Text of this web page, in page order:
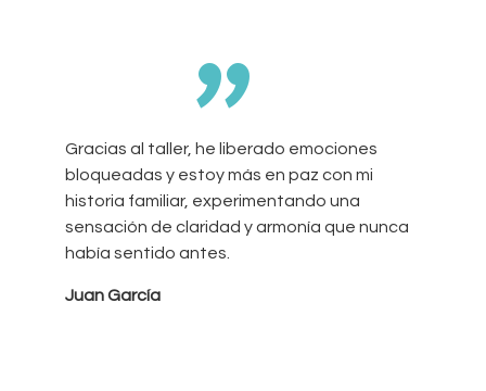
”
Gracias al taller, he liberado emociones
bloqueadas y estoy más en paz con mi
historia familiar, experimentando una
sensación de claridad y armonía que nunca
había sentido antes.
Juan García